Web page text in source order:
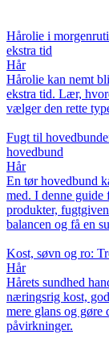
Hårolie i
ekstra tid
Hår
Hårolie kan nemt
ekstra tid. Lær,
vælger den rette
Fugt til
hovedbund
Hår
En tør hovedbund
med. I denne guide
produkter,
balancen og få en
Kost, søvn og ro:
Hår
Hårets sundhed
næringsrig kost,
mere glans og gøre
påvirkninger.